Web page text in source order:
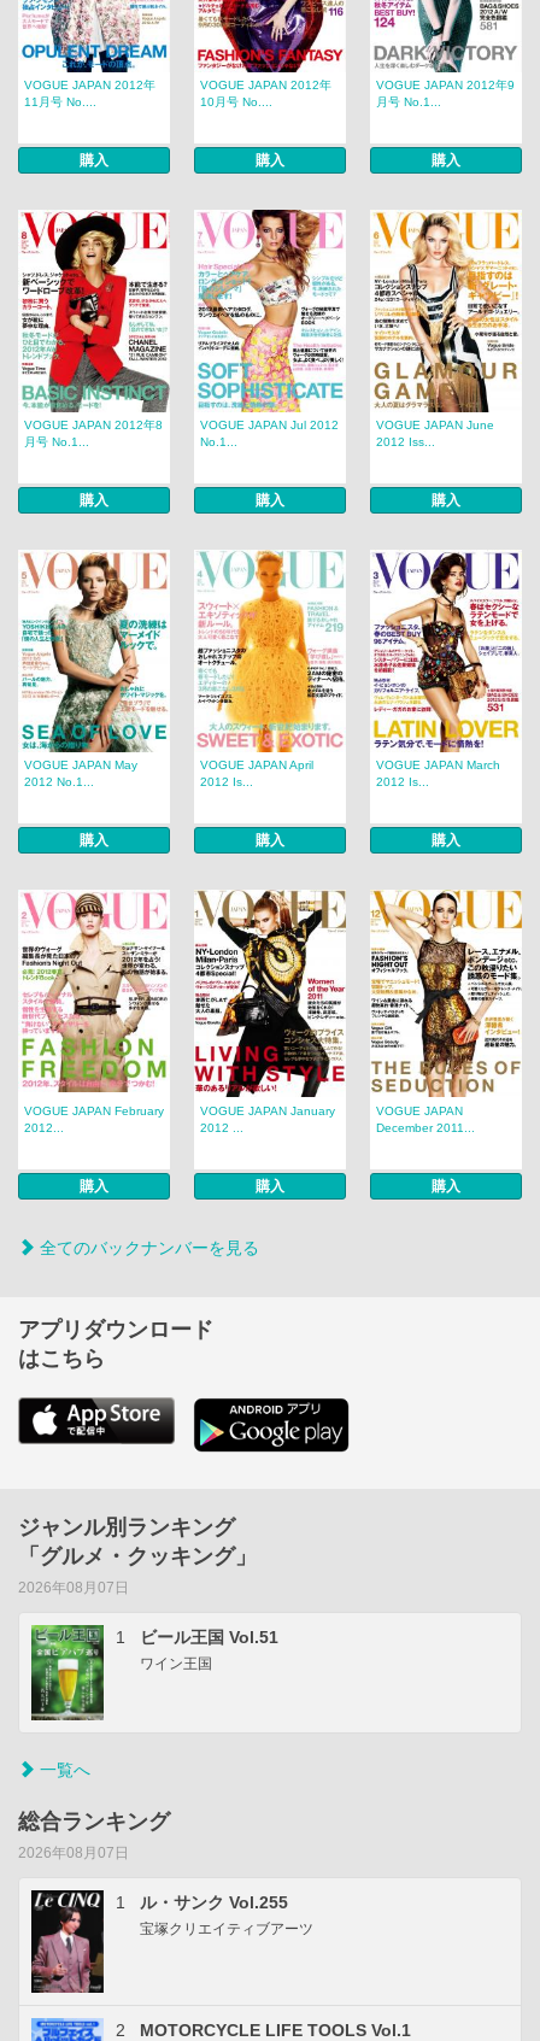
VOGUE JAPAN 2012年
11月号 No....
購入
VOGUE JAPAN 2012年
10月号 No....
購入
VOGUE JAPAN 2012年9
月号 No.1...
購入
VOGUE JAPAN 2012年8
月号 No.1...
購入
VOGUE JAPAN Jul 2012
No.1...
購入
VOGUE JAPAN June
2012 Iss...
購入
VOGUE JAPAN May
2012 No.1...
購入
VOGUE JAPAN April
2012 Is...
購入
VOGUE JAPAN March
2012 Is...
購入
VOGUE JAPAN February
2012...
購入
VOGUE JAPAN January
2012 ...
購入
VOGUE JAPAN
December 2011...
購入
全てのバックナンバーを見る
アプリダウンロード
はこちら
ジャンル別ランキング
「グルメ・クッキング」
2026年08月07日
1 ビール王国 Vol.51
ワイン王国
一覧へ
総合ランキング
2026年08月07日
1 ル・サンク Vol.255
宝塚クリエイティブアーツ
2 MOTORCYCLE LIFE TOOLS Vol.1